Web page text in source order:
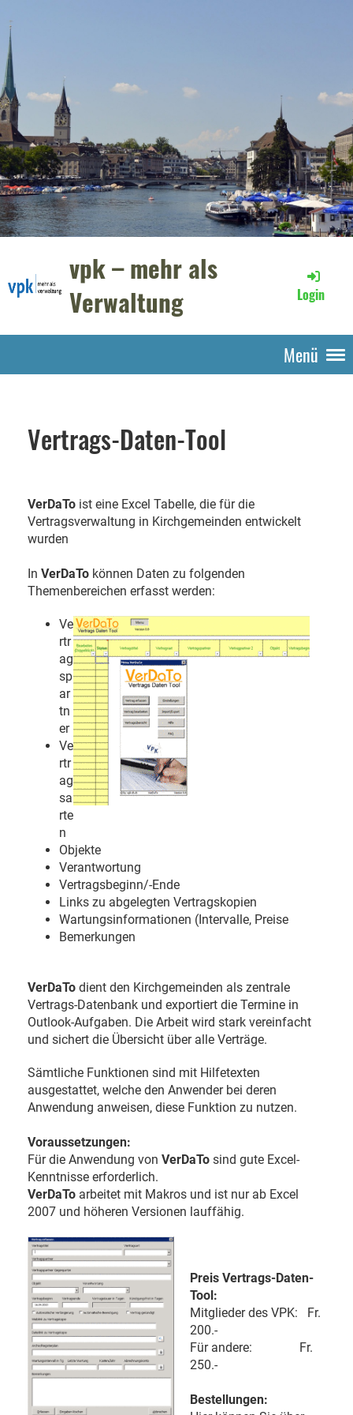
vpk – mehr als
Verwaltung
Login
Menü
Vertrags-Daten-Tool
VerDaTo ist eine Excel Tabelle, die für die
Vertragsverwaltung in Kirchgemeinden entwickelt
wurden
In VerDaTo können Daten zu folgenden
Themenbereichen erfasst werden:
Ve
rtr
ag
sp
ar
tn
er
Ve
rtr
ag
sa
rte
n
Objekte
Verantwortung
Vertragsbeginn/-Ende
Links zu abgelegten Vertragskopien
Wartungsinformationen (Intervalle, Preise
Bemerkungen
VerDaTo dient den Kirchgemeinden als zentrale
Vertrags-Datenbank und exportiert die Termine in
Outlook-Aufgaben. Die Arbeit wird stark vereinfacht
und sichert die Übersicht über alle Verträge.
Sämtliche Funktionen sind mit Hilfetexten
ausgestattet, welche den Anwender bei deren
Anwendung anweisen, diese Funktion zu nutzen.
Voraussetzungen:
Für die Anwendung von VerDaTo sind gute Excel-
Kenntnisse erforderlich.
VerDaTo arbeitet mit Makros und ist nur ab Excel
2007 und höheren Versionen lauffähig.
Preis Vertrags-Daten-
Tool:
Mitglieder des VPK: Fr.
200.-
Für andere: Fr.
250.-
Bestellungen: